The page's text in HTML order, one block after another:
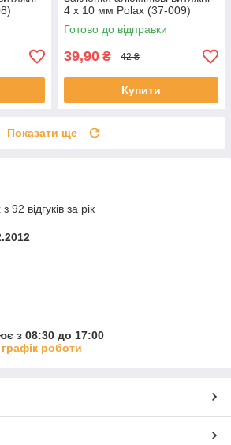
4 х 10 мм Polax (37-009)
Готово до відправки
39,90 ₴ 42 ₴
Купити
Показати ще
92 відгуків за рік
з 08:30 до 17:00
роботи